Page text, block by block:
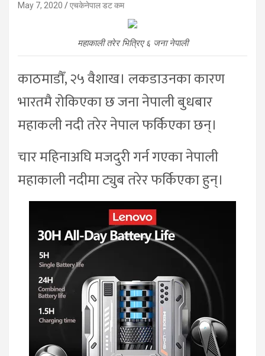
May 7, 2020 एचकेनेपाल डट कम
महाकाली तरेर भित्रिए ६ जना नेपाली
काठमाडौँ, २५ वैशाख। लकडाउनका कारण
भारतमै रोकिएका छ जना नेपाली बुधबार
महाकली नदी तरेर नेपाल फर्किएका छन्।
चार महिनाअघि मजदुरी गर्न गएका नेपाली
महाकाली नदीमा ट्युब तरेर फर्किएका हुन्।